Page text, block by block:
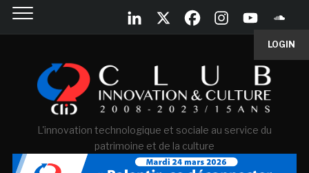
LOGIN
L'innovation technologique et sociale au service du
patrimoine et de la culture